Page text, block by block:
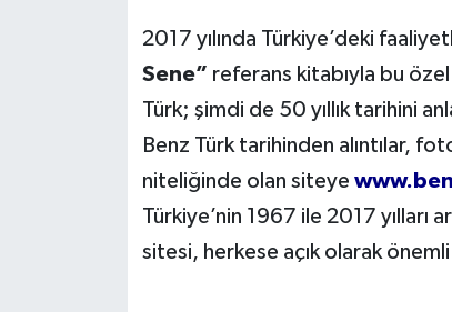
2017 yılında Türkiye’deki
Sene” referans kitabıyla bu
Türk; şimdi de 50 yıllık tarihini
Benz Türk tarihinden alıntılar,
niteliğinde olan siteye
Türkiye’nin 1967 ile 2017 yılları
sitesi, herkese açık olarak